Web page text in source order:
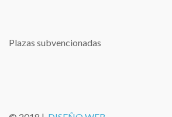
Plazas subvencionadas